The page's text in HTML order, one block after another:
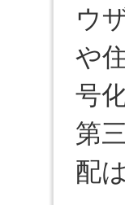
ウ
や
号
第
配